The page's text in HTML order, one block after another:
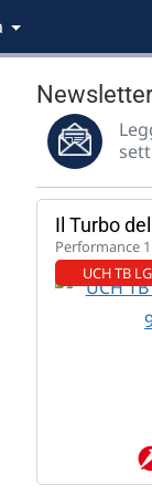
Il Turbo
Performance
UCH TB